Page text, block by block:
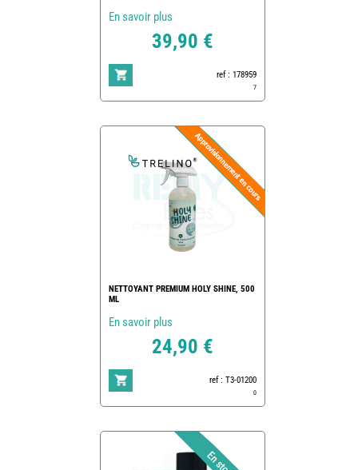
En savoir plus
39,90 €
ref : 178959
7
NETTOYANT PREMIUM HOLY SHINE, 500
ML
En savoir plus
24,90 €
ref : T3-01200
0